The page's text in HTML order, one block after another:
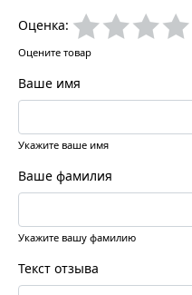
Оценка:
Оцените товар
Ваше имя
Укажите ваше имя
Ваше фамилия
Укажите вашу фамилию
Текст отзыва